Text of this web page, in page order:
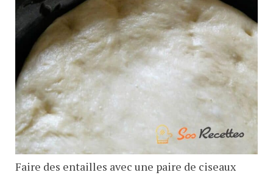
Faire des entailles avec une paire de ciseaux